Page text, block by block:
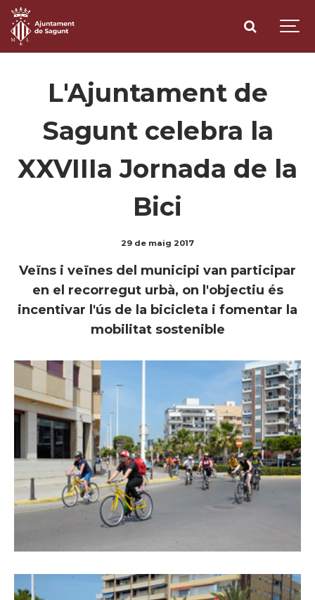
L'Ajuntament de
Sagunt celebra la
XXVIIIa Jornada de la
Bici
29 de maig 2017
Veïns i veïnes del municipi van participar
en el recorregut urbà, on l'objectiu és
incentivar l'ús de la bicicleta i fomentar la
mobilitat sostenible